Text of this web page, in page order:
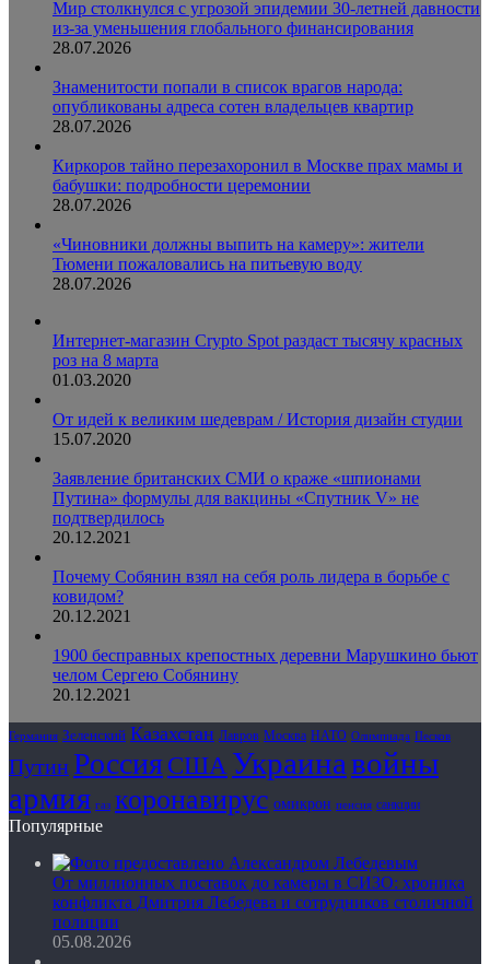
Мир столкнулся с угрозой эпидемии 30-летней давности
из-за уменьшения глобального финансирования
28.07.2026
Знаменитости попали в список врагов народа:
опубликованы адреса сотен владельцев квартир
28.07.2026
Киркоров тайно перезахоронил в Москве прах мамы и
бабушки: подробности церемонии
28.07.2026
«Чиновники должны выпить на камеру»: жители
Тюмени пожаловались на питьевую воду
28.07.2026
Интернет-магазин Crypto Spot раздаст тысячу красных
роз на 8 марта
01.03.2020
От идей к великим шедеврам / История дизайн студии
15.07.2020
Заявление британских СМИ о краже «шпионами
Путина» формулы для вакцины «Спутник V» не
подтвердилось
20.12.2021
Почему Собянин взял на себя роль лидера в борьбе с
ковидом?
20.12.2021
1900 бесправных крепостных деревни Марушкино бьют
челом Сергею Собянину
20.12.2021
Германия Зеленский Казахстан Лавров Москва НАТО Олимпиада Песков
Путин РоссияСШАУкраинавойны
армия газ коронавирус омикрон пенсия санкции
Популярные
От миллионных поставок до камеры в СИЗО: хроника
конфликта Дмитрия Лебедева и сотрудников столичной
полиции
05.08.2026